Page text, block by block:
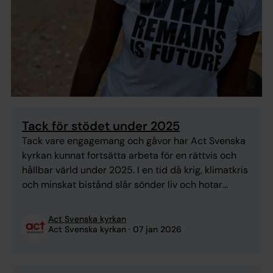
Tack för stödet under 2025
Tack vare engagemang och gåvor har Act Svenska
kyrkan kunnat fortsätta arbeta för en rättvis och
hållbar värld under 2025. I en tid då krig, klimatkris
och minskat bistånd slår sönder liv och hotar
företag, församlingar med flera ovärderligt. Act
Svenska kyrkan arbetar inom fem fokusområden –
Act Svenska kyrkan
Act Svenska kyrkan
07 jan 2026